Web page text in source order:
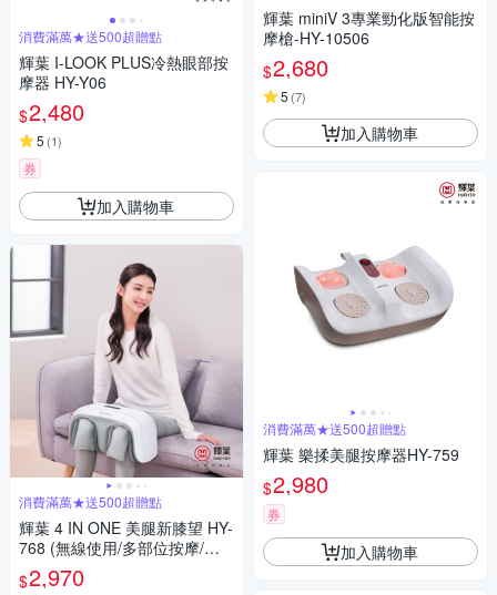
消費滿萬★送500超贈點
輝葉 I-LOOK PLUS冷熱眼部按
摩器 HY-Y06
$2,480
5 (1)
券
加入購物車
消費滿萬★送500超贈點
輝葉 4 IN ONE 美腿新膝望 HY-
768 (無線使用/多部位按摩/三
段力度三種按摩手法調節)
$2,970
輝葉 miniV 3專業勁化版智能按
摩槍-HY-10506
$2,680
5 (7)
加入購物車
消費滿萬★送500超贈點
輝葉 樂揉美腿按摩器HY-759
$2,980
券
加入購物車